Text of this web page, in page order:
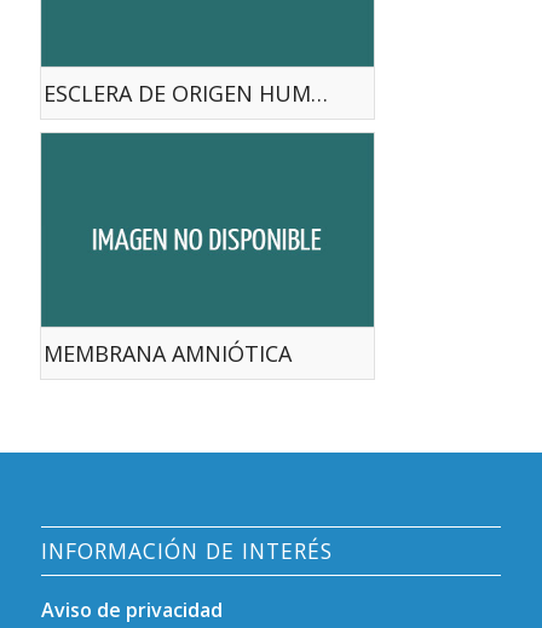
ESCLERA DE ORIGEN HUMANO
MEMBRANA AMNIÓTICA
INFORMACIÓN DE INTERÉS
Aviso de privacidad